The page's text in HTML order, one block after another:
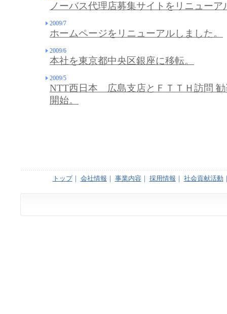
ノーバス代理店募集サイトをリニューア
2009/7
ホームページをリニューアルしました。
2009/6
本社を東京都中央区銀座に移転。
2009/5
NTT西日本 広島支店とＦＴＴＨ訪問 勧
開始。
トップ｜ 会社情報 事業内容 採用情報 社会貢献活動